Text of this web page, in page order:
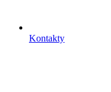
Kontakty